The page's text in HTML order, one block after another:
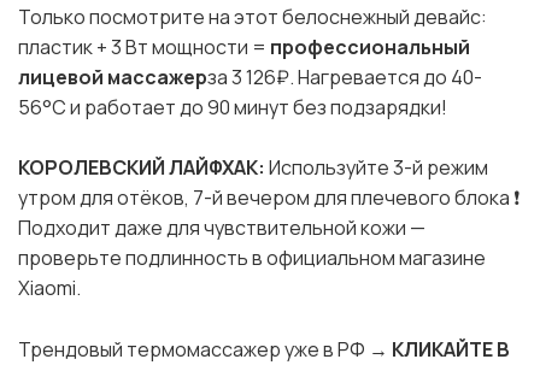
Только посмотрите на этот белоснежный девайс:
пластик + 3 Вт мощности = профессиональный
лицевой массажерза 3 126₽. Нагревается до 40-
56°C и работает до 90 минут без подзарядки!
КОРОЛЕВСКИЙ ЛАЙФХАК: Используйте 3-й режим
утром для отёков, 7-й вечером для плечевого блока ❗️
Подходит даже для чувствительной кожи —
проверьте подлинность в официальном магазине
Xiaomi.
Трендовый термомассажер уже в РФ → КЛИКАЙТЕ В